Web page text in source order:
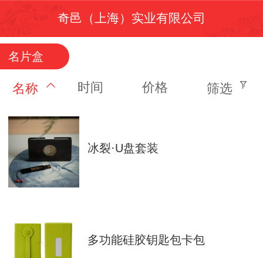
奇邑（上海）实业有限公司
名片盒
名称 时间 价格 筛选
冰裂·U盘套装
多功能硅胶钥匙包卡包